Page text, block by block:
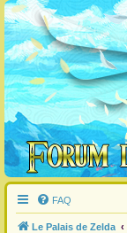
FAQ
Le Palais de Zelda